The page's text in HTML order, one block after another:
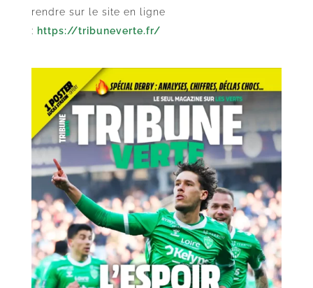
rendre sur le site en ligne
: https://tribuneverte.fr/